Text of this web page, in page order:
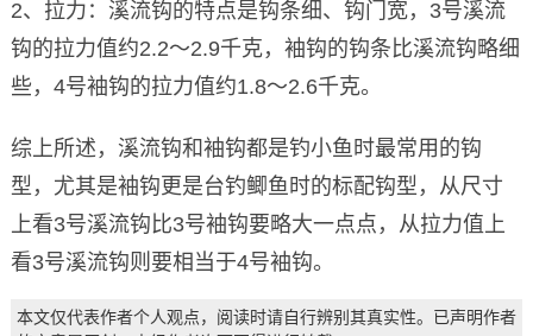
2、拉力：溪流钩的特点是钩条细、钩门宽，3号溪流
钩的拉力值约2.2～2.9千克，袖钩的钩条比溪流钩略细
些，4号袖钩的拉力值约1.8～2.6千克。
综上所述，溪流钩和袖钩都是钓小鱼时最常用的钩
型，尤其是袖钩更是台钓鲫鱼时的标配钩型，从尺寸
上看3号溪流钩比3号袖钩要略大一点点，从拉力值上
看3号溪流钩则要相当于4号袖钩。
本文仅代表作者个人观点，阅读时请自行辨别其真实性。已声明作者